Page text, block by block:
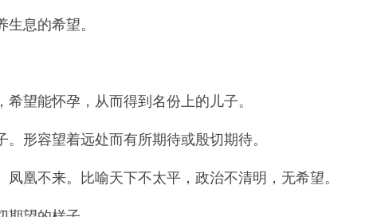
息的希望。
望能怀孕，从而得到名份上的儿子。
形容望着远处而有所期待或殷切期待。
不来。比喻天下不太平，政治不清明，无希望。